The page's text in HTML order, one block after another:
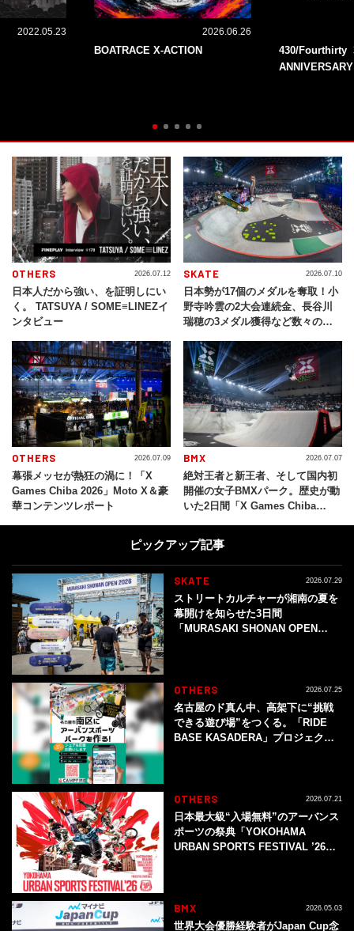
2022.05.23 2026.06.26
BOATRACE X-ACTION
430/Fourthirty
ANNIVERSARY
OTHERS
日本人だから強い、を証明しにい
く。 TATSUYA / SOME≡LINEZイ
ンタビュー
2026.07.12 SKATE
日本勢が17個のメダルを奪取！小
野寺吟雲の2大会連続金、長谷川
瑞穂の3メダル獲得など数々の快
Chiba 2026」
2026.07.10
OTHERS
幕張メッセが熱狂の渦に！「X
Games Chiba 2026」Moto X＆豪
華コンテンツレポート
2026.07.09 BMX
絶対王者と新王者、そして国内初
開催の女子BMXパーク。歴史が動
いた2日間「X Games Chiba
2026.07.07
ピックアップ記事
SKATE
ストリートカルチャーが湘南の夏を
幕開けを知らせた3日間
「MURASAKI SHONAN OPEN
2026.07.29
OTHERS
名古屋のド真ん中、高架下に“挑戦
できる遊び場”をつくる。「RIDE
BASE KASADERA」プロジェクト
2026.07.25
OTHERS
日本最大級“入場無料”のアーバンス
ポーツの祭典「YOKOHAMA
URBAN SPORTS FESTIVAL ’26」
2026.07.21
BMX
世界大会優勝経験者がJapan Cup念
2026.05.03